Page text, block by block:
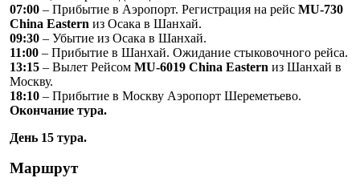
07:00 – Прибытие в Аэропорт. Регистрация на рейс MU-730
China Eastern из Осака в Шанхай.
09:30 – Убытие из Осака в Шанхай.
11:00 – Прибытие в Шанхай. Ожидание стыковочного рейса.
13:15 – Вылет Рейсом MU-6019 China Eastern из Шанхай в
Москву.
18:10 – Прибытие в Москву Аэропорт Шереметьево.
Окончание тура.
День 15 тура.
Маршрут